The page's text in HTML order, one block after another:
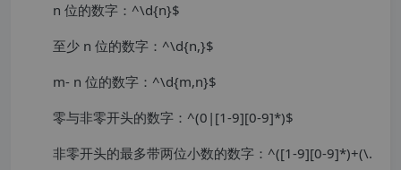
n 位的数字：^\d{n}$
至少 n 位的数字：^\d{n,}$
m- n 位的数字：^\d{m,n}$
零与非零开头的数字：^(0|[1-9][0-9]*)$
非零开头的最多带两位小数的数字：^([1-9][0-9]*)+(\.